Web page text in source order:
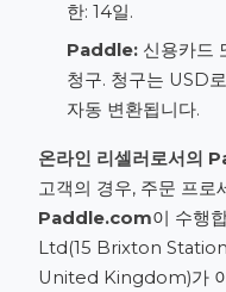
한: 14일.
Paddle: 신용카드
청구. 청구는 USD
자동 변환됩니다.
온라인 리셀러로서의
고객의 경우, 주문 프로
Paddle.com이 수행
Ltd(15 Brixton
United Kingdom)가